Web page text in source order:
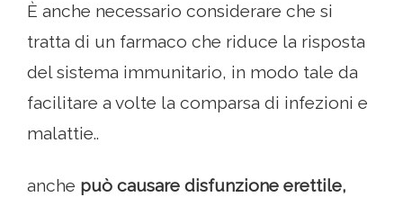
È anche necessario considerare che si
tratta di un farmaco che riduce la risposta
del sistema immunitario, in modo tale da
facilitare a volte la comparsa di infezioni e
malattie..
anche può causare disfunzione erettile,